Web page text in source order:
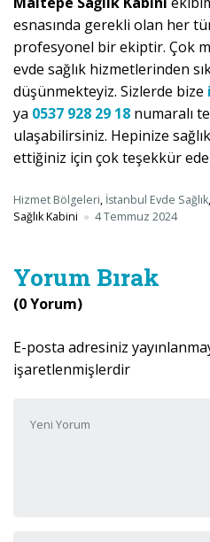
esnasında gerekli olan her
profesyonel bir ekiptir. Çok
evde sağlık hizmetlerinden
düşünmekteyiz. Sizlerde bize
ya 0537 928 29 18 numaralı
ulaşabilirsiniz. Hepinize
ettiğiniz için çok teşekkür
Hizmet Bölgeleri, İstanbul Evde Sağlık,
Sağlık Kabini
4 Temmuz 2024
Yorum Bırak
(0 Yorum)
E-posta adresiniz
işaretlenmişlerdir